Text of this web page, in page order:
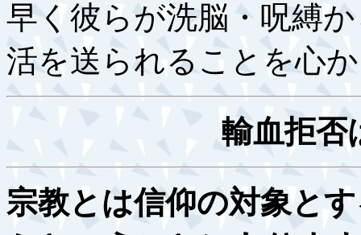
早く彼らが洗脳・呪縛
活を送られることを心
輸血拒否
宗教とは信仰の対象と